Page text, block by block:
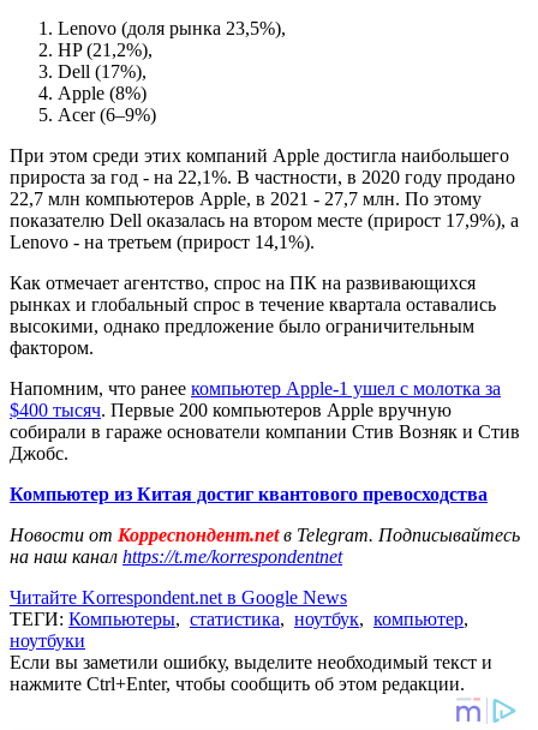
Lenovo (доля рынка 23,5%),
HP (21,2%),
Dell (17%),
Apple (8%)
Acer (6–9%)
При этом среди этих компаний Apple достигла наибольшего
прироста за год - на 22,1%. В частности, в 2020 году продано
22,7 млн ​​компьютеров Apple, в 2021 - 27,7 млн. По этому
показателю Dell оказалась на втором месте (прирост 17,9%), а
Lenovo - на третьем (прирост 14,1%).
Как отмечает агентство, спрос на ПК на развивающихся
рынках и глобальный спрос в течение квартала оставались
высокими, однако предложение было ограничительным
фактором.
Напомним, что ранее компьютер Apple-1 ушел с молотка за
$400 тысяч. Первые 200 компьютеров Apple вручную
собирали в гараже основатели компании Стив Возняк и Стив
Джобс.
Компьютер из Китая достиг квантового превосходства
Новости от Корреспондент.netв Telegram. Подписывайтесь
на наш канал https://t.me/korrespondentnet
Читайте Korrespondent.net в Google News
ТЕГИ: Компьютеры, статистика, ноутбук, компьютер,
ноутбуки
Если вы заметили ошибку, выделите необходимый текст и
нажмите Ctrl+Enter, чтобы сообщить об этом редакции.